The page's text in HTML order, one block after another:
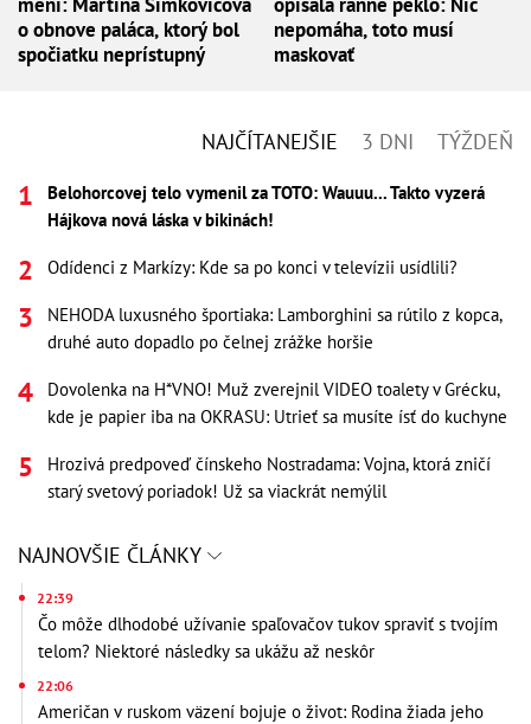
o obnove paláca, ktorý bol
spočiatku neprístupný
nepomáha, toto musí
maskovať
NAJČÍTANEJŠIE 3 DNI TÝŽDEŇ
Belohorcovej telo vymenil za TOTO: Wauuu... Takto vyzerá
Hájkova nová láska v bikinách!
Odídenci z Markízy: Kde sa po konci v televízii usídlili?
NEHODA luxusného športiaka: Lamborghini sa rútilo z kopca,
druhé auto dopadlo po čelnej zrážke horšie
Dovolenka na H*VNO! Muž zverejnil VIDEO toalety v Grécku,
kde je papier iba na OKRASU: Utrieť sa musíte ísť do kuchyne
Hrozivá predpoveď čínskeho Nostradama: Vojna, ktorá zničí
starý svetový poriadok! Už sa viackrát nemýlil
NAJNOVŠIE ČLÁNKY
22:39
Čo môže dlhodobé užívanie spaľovačov tukov spraviť s tvojím
telom? Niektoré následky sa ukážu až neskôr
22:06
Američan v ruskom väzení bojuje o život: Rodina žiada jeho